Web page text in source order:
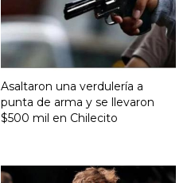
Asaltaron una verdulería a
punta de arma y se llevaron
$500 mil en Chilecito